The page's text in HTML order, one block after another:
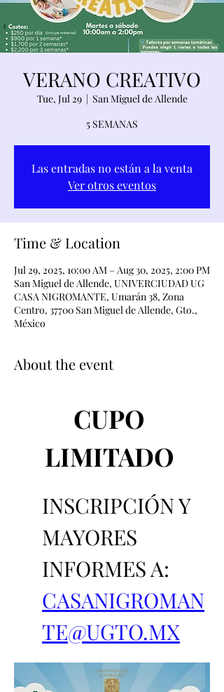
VERANO CREATIVO
Tue, Jul 29
  |
San Miguel de Allende
5 SEMANAS
Las entradas no están a la venta
Ver otros eventos
Time & Location
Jul 29, 2025, 10:00 AM – Aug 30, 2025, 2:00 PM
San Miguel de Allende, UNIVERCIUDAD UG
CASA NIGROMANTE, Umarán 38, Zona
Centro, 37700 San Miguel de Allende, Gto.,
México
About the event
CUPO
LIMITADO
INSCRIPCIÓN Y
MAYORES
INFORMES A:
CASANIGROMAN
TE@UGTO.MX